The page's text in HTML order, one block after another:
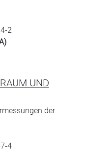
2
UND
der
4